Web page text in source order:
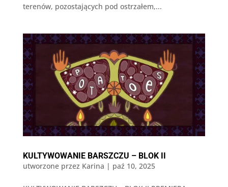
terenów, pozostających pod ostrzałem,...
KULTYWOWANIE BARSZCZU – BLOK II
utworzone przez Karina | paź 10, 2025